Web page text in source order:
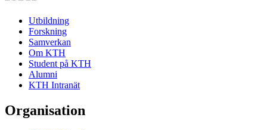
Utbildning
Forskning
Samverkan
Om KTH
Student på KTH
Alumni
KTH Intranät
Organisation